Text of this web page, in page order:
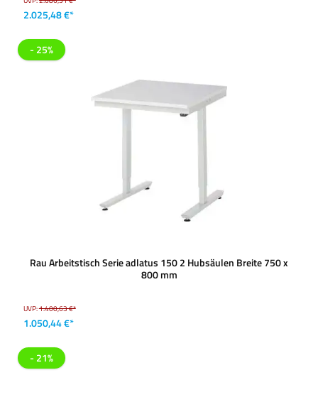
2.025,48 €*
- 25%
Rau Arbeitstisch Serie adlatus 150 2 Hubsäulen Breite 750 x
800 mm
UVP:1.400,63 €*
1.050,44 €*
- 21%